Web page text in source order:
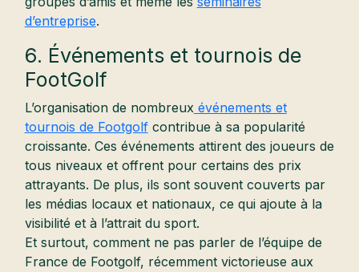
d’entreprise.
6. Événements et tournois de
FootGolf
L’organisation de nombreuxévénements et
tournois de Footgolfcontribue à sa popularité
croissante. Ces événements attirent des joueurs de
tous niveaux et offrent pour certains des prix
attrayants. De plus, ils sont souvent couverts par
les médias locaux et nationaux, ce qui ajoute à la
visibilité et à l’attrait du sport.
Et surtout, comment ne pas parler de l’équipe de
France de Footgolf, récemment victorieuse aux